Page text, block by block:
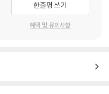
한줄평 쓰기
혜택 및 유의사항